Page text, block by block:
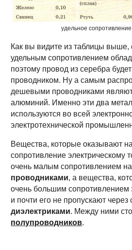
удельное
Как вы видите из таблицы
удельным сопротивлением
поэтому провод из серебра
проводником. Ну а самым
дешевыми проводниками
алюминий. Именно эти два
используются во всей
электротехнической
Вещества, которые оказывают
сопротивление электрическому
очень малым сопротивлением
проводниками, а вещества,
очень большим сопротивлением
и почти его не пропускают
диэлектриками. Между ними
полупроводников.